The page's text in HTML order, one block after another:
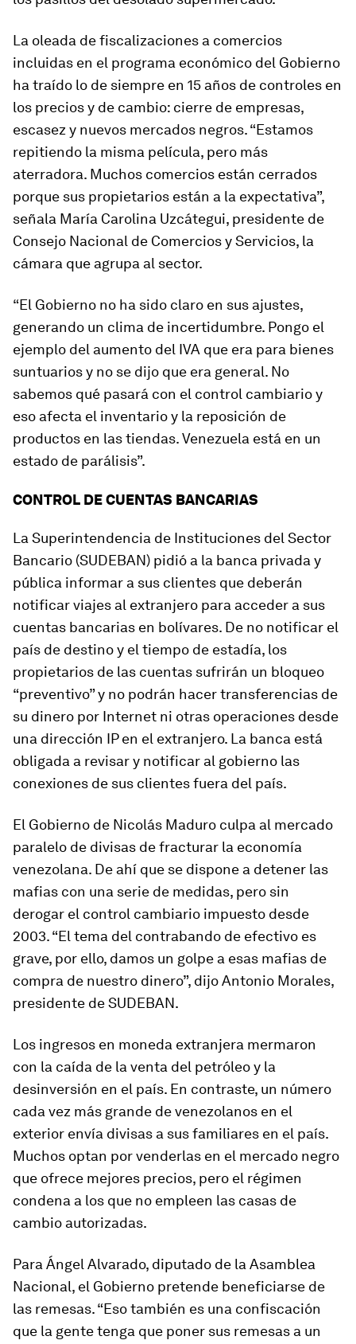
La oleada de fiscalizaciones a comercios
incluidas en el programa económico del Gobierno
ha traído lo de siempre en 15 años de controles en
los precios y de cambio: cierre de empresas,
escasez y nuevos mercados negros. “Estamos
repitiendo la misma película, pero más
aterradora. Muchos comercios están cerrados
porque sus propietarios están a la expectativa”,
señala María Carolina Uzcátegui, presidente de
Consejo Nacional de Comercios y Servicios, la
cámara que agrupa al sector.
“El Gobierno no ha sido claro en sus ajustes,
generando un clima de incertidumbre. Pongo el
ejemplo del aumento del IVA que era para bienes
suntuarios y no se dijo que era general. No
sabemos qué pasará con el control cambiario y
eso afecta el inventario y la reposición de
productos en las tiendas. Venezuela está en un
estado de parálisis”.
CONTROL DE CUENTAS BANCARIAS
La Superintendencia de Instituciones del Sector
Bancario (SUDEBAN) pidió a la banca privada y
pública informar a sus clientes que deberán
notificar viajes al extranjero para acceder a sus
cuentas bancarias en bolívares. De no notificar el
país de destino y el tiempo de estadía, los
propietarios de las cuentas sufrirán un bloqueo
“preventivo” y no podrán hacer transferencias de
su dinero por Internet ni otras operaciones desde
una dirección IP en el extranjero. La banca está
obligada a revisar y notificar al gobierno las
conexiones de sus clientes fuera del país.
El Gobierno de Nicolás Maduro culpa al mercado
paralelo de divisas de fracturar la economía
venezolana. De ahí que se dispone a detener las
mafias con una serie de medidas, pero sin
derogar el control cambiario impuesto desde
2003. “El tema del contrabando de efectivo es
grave, por ello, damos un golpe a esas mafias de
compra de nuestro dinero”, dijo Antonio Morales,
presidente de SUDEBAN.
Los ingresos en moneda extranjera mermaron
con la caída de la venta del petróleo y la
desinversión en el país. En contraste, un número
cada vez más grande de venezolanos en el
exterior envía divisas a sus familiares en el país.
Muchos optan por venderlas en el mercado negro
que ofrece mejores precios, pero el régimen
condena a los que no empleen las casas de
cambio autorizadas.
Para Ángel Alvarado, diputado de la Asamblea
Nacional, el Gobierno pretende beneficiarse de
las remesas. “Eso también es una confiscación
que la gente tenga que poner sus remesas a un